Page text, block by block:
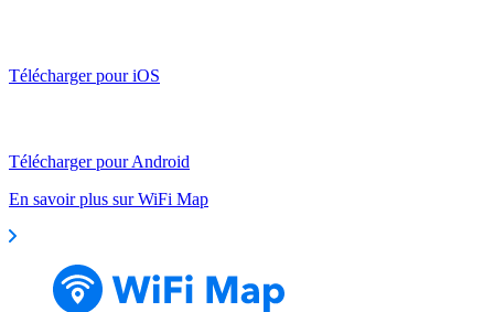
Télécharger pour iOS
Télécharger pour Android
En savoir plus sur WiFi Map